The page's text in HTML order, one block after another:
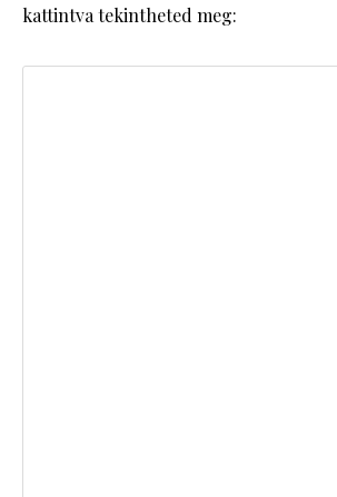
kattintva tekintheted meg: